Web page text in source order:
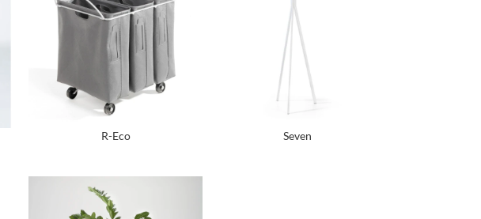
R-Eco Seven